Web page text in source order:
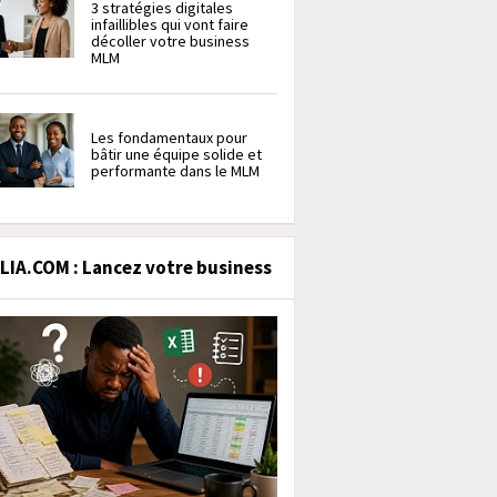
3 stratégies digitales
infaillibles qui vont faire
décoller votre business
MLM
Les fondamentaux pour
bâtir une équipe solide et
performante dans le MLM
: Lancez votre business